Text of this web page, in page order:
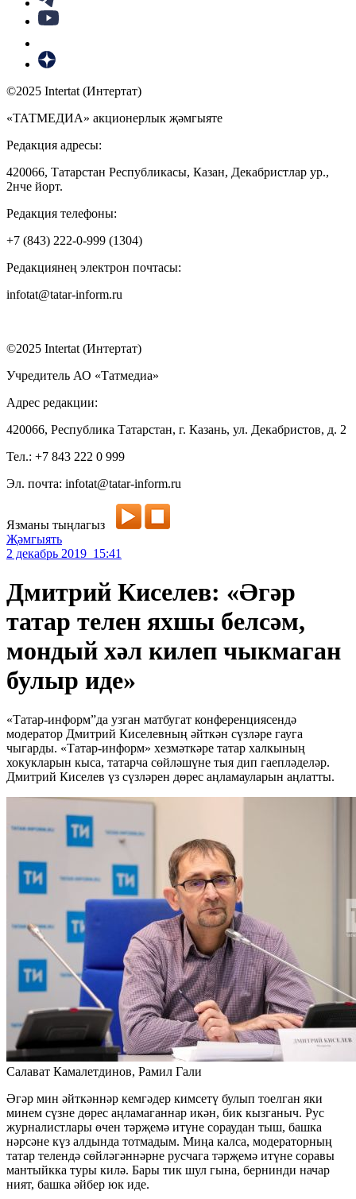
©2025 Intertat (Интертат)
«ТАТМЕДИА» акционерлык җәмгыяте
Редакция адресы:
420066, Татарстан Республикасы, Казан, Декабристлар ур.,
2нче йорт.
Редакция телефоны:
+7 (843) 222-0-999 (1304)
Редакциянең электрон почтасы:
infotat@tatar-inform.ru
©2025 Intertat (Интертат)
Учредитель АО «Татмедиа»
Адрес редакции:
420066, Республика Татарстан, г. Казань, ул. Декабристов, д. 2
Тел.: +7 843 222 0 999
Эл. почта: infotat@tatar-inform.ru
Язманы тыңлагыз
Җәмгыять
2 декабрь 2019 15:41
Дмитрий Киселев: «Әгәр
татар телен яхшы белсәм,
мондый хәл килеп чыкмаган
булыр иде»
«Татар-информ”да узган матбугат конференциясендә
модератор Дмитрий Киселевның әйткән сүзләре гауга
чыгарды. «Татар-информ» хезмәткәре татар халкының
хокукларын кыса, татарча сөйләшүне тыя дип гаепләделәр.
Дмитрий Киселев үз сүзләрен дөрес аңламауларын аңлатты.
Салават Камалетдинов, Рамил Гали
Әгәр мин әйткәннәр кемгәдер кимсетү булып тоелган яки
минем сүзне дөрес аңламаганнар икән, бик кызганыч. Рус
журналистлары өчен тәрҗемә итүне сораудан тыш, башка
нәрсәне күз алдында тотмадым. Миңа калса, модераторның
татар телендә сөйләгәннәрне русчага тәрҗемә итүне соравы
мантыйкка туры килә. Бары тик шул гына, бернинди начар
ният, башка әйбер юк иде.